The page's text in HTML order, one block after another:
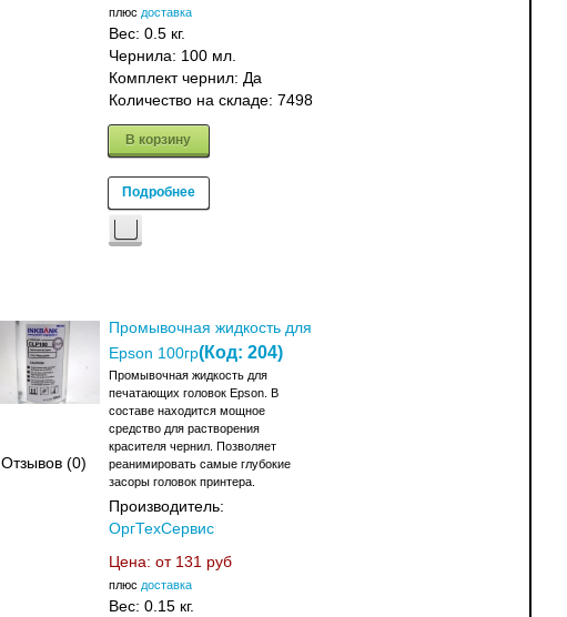
плюс доставка
Вес: 0.5 кг.
Чернила: 100 мл.
Комплект чернил: Да
Количество на складе: 7498
В корзину
Подробнее
Отзывов (0)
Промывочная жидкость для
Epson 100гр(Код: 204)
Промывочная жидкость для
печатающих головок Epson. В
составе находится мощное
средство для растворения
красителя чернил. Позволяет
реанимировать самые глубокие
засоры головок принтера.
Производитель:
ОргТехСервис
Цена: от 131 руб
плюс доставка
Вес: 0.15 кг.